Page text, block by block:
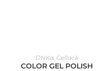
IN DEN WARENKORB
DNKa, Gellack
COLOR GEL POLISH